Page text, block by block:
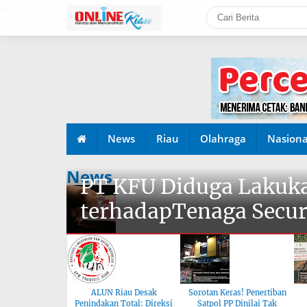
News Riau Olahraga
News
PT KFU Diduga
terhadapTenaga
ALUN Riau Desak
Penindakan Total: Direksi
Sorotan Keras! Penertiban
Satpol PP Dinilai Tak